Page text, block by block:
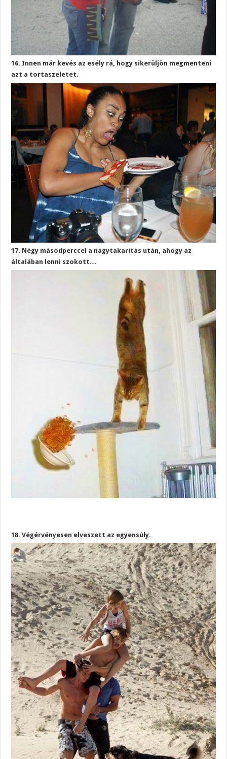
16. Innen már kevés az esély rá, hogy sikerüljön megmenteni
azt a tortaszeletet.
17. Négy másodperccel a nagytakarítás után, ahogy az
általában lenni szokott…
18. Végérvényesen elveszett az egyensúly.